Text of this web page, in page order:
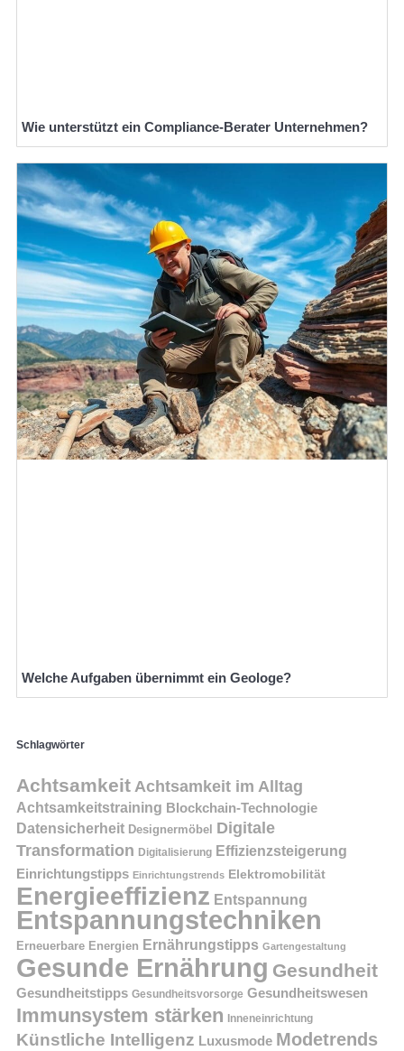
Wie unterstützt ein Compliance-Berater Unternehmen?
Welche Aufgaben übernimmt ein Geologe?
Schlagwörter
Achtsamkeit Achtsamkeit im Alltag
Achtsamkeitstraining Blockchain-Technologie
Datensicherheit Designermöbel
Digitale
Transformation Digitalisierung Effizienzsteigerung
Einrichtungstipps Einrichtungstrends Elektromobilität
Energieeffizienz Entspannung
Entspannungstechniken
Erneuerbare Energien Ernährungstipps Gartengestaltung
Gesunde Ernährung Gesundheit
Gesundheitstipps Gesundheitsvorsorge Gesundheitswesen
Immunsystem stärken Inneneinrichtung
Künstliche Intelligenz Luxusmode Modetrends